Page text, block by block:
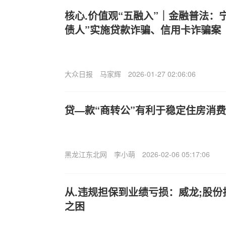
核心.价值观“五融入”｜金融普法：
债人”实施贷款诈骗、信用卡诈骗案
大众日报 马家辉 2026-01-27 02:06:06
贷—款“商转公”有利于稳定住房消
黑龙江东北网 李小萌 2026-02-06 05:17:06
从.违规担保到业绩亏损：威龙;股
之困